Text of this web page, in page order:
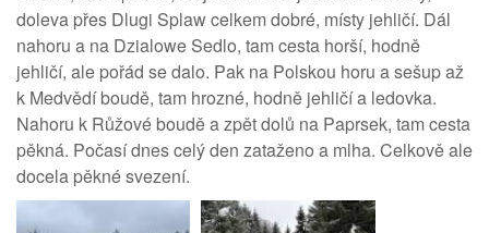
doleva přes Dlugi Splaw celkem dobré, místy jehličí. Dál
nahoru a na Dzialowe Sedlo, tam cesta horší, hodně
jehličí, ale pořád se dalo. Pak na Polskou horu a sešup až
k Medvědí boudě, tam hrozné, hodně jehličí a ledovka.
Nahoru k Růžové boudě a zpět dolů na Paprsek, tam cesta
pěkná. Počasí dnes celý den zataženo a mlha. Celkově ale
docela pěkné svezení.